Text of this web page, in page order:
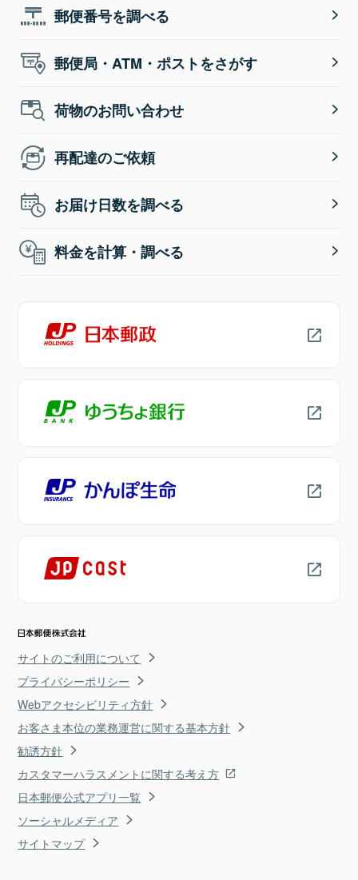
郵便番号を調べる
郵便局・ATM・ポストをさがす
荷物のお問い合わせ
再配達のご依頼
お届け日数を調べる
料金を計算・調べる
サイトのご利用について
プライバシーポリシー
Webアクセシビリティ方針
お客さま本位の業務運営に関する基本方針
勧誘方針
カスタマーハラスメントに関する考え方
日本郵便公式アプリ一覧
ソーシャルメディア
サイトマップ